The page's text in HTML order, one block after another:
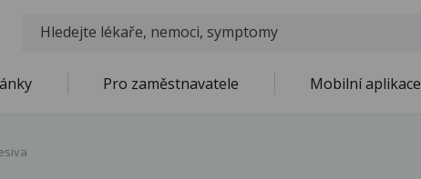
Pro zaměstnavatele Mobilní aplikace